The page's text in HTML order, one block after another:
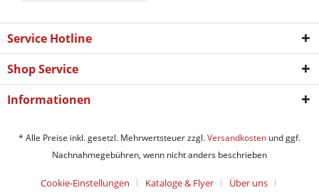
Service Hotline
Shop Service
Informationen
* Alle Preise inkl. gesetzl. Mehrwertsteuer zzgl.Versandkosten und ggf.
Nachnahmegebühren, wenn nicht anders beschrieben
Cookie-Einstellungen Kataloge & Flyer
Über uns